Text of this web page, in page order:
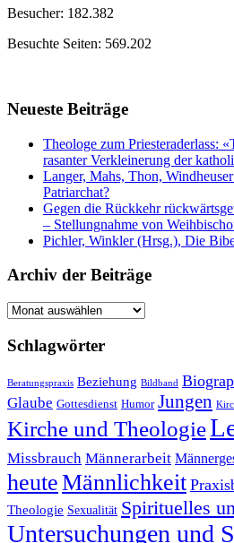
Besucher: 182.382
Besuchte Seiten: 569.202
Neueste Beiträge
Theologe zum Priesteraderlass:
rasanter Verkleinerung der
Langer, Mahs, Thon,
Patriarchat?
Gegen die Rückkehr
– Stellungnahme von
Pichler, Winkler (Hrsg.), Die
Archiv der Beiträge
Archiv
Beiträge
Schlagwörter
Beratungspraxis Beziehung Bildband
Glaube Gottesdienst Humor Jungen
Kirche und Theologie
Missbrauch Männerarbeit
heuteMännlichkeit
Theologie Sexualität Spirituelles
Untersuchungen und